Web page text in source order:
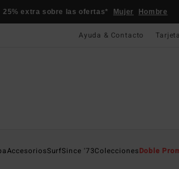
25% extra sobre las ofertas* Mujer Hombre
Ayuda & Contacto
AccesoriosSurfSince '73ColeccionesDoble